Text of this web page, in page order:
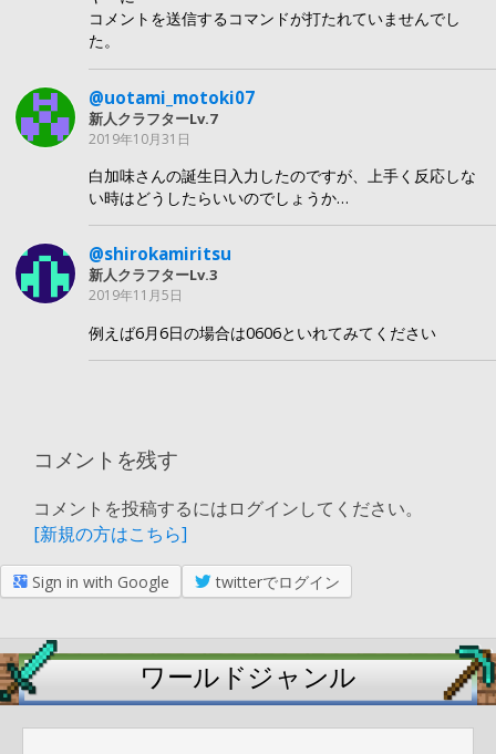
コメントを送信するコマンドが打たれていませんでし
た。
@uotami_motoki07
新人クラフターLv.7
2019年10月31日
白加味さんの誕生日入力したのですが、上手く反応しな
い時はどうしたらいいのでしょうか…
@shirokamiritsu
新人クラフターLv.3
2019年11月5日
例えば6月6日の場合は0606といれてみてください
コメントを残す
コメントを投稿するにはログインしてください。
[新規の方はこちら]
Sign in with Google twitterでログイン
ワールドジャンル